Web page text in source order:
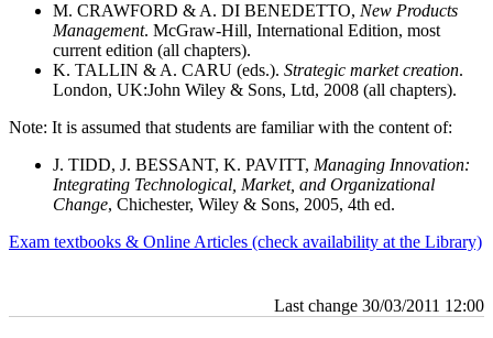
M. CRAWFORD & A. DI BENEDETTO, New Products
Management. McGraw-Hill, International Edition, most
current edition (all chapters).
K. TALLIN & A. CARU (eds.). Strategic market creation.
London, UK:John Wiley & Sons, Ltd, 2008 (all chapters).
Note: It is assumed that students are familiar with the content of:
J. TIDD, J. BESSANT, K. PAVITT, Managing Innovation:
Integrating Technological, Market, and Organizational
Change, Chichester, Wiley & Sons, 2005, 4th ed.
Exam textbooks & Online Articles (check availability at the Library)
Last change 30/03/2011 12:00